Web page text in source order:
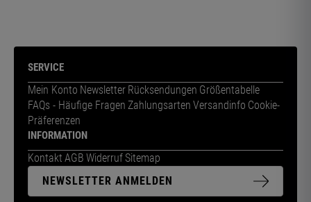
SERVICE
Mein Konto Newsletter Rücksendungen Größentabelle
FAQs - Häufige Fragen Zahlungsarten Versandinfo Cookie-
Präferenzen
INFORMATION
Kontakt AGB Widerruf Sitemap
NEWSLETTER ANMELDEN